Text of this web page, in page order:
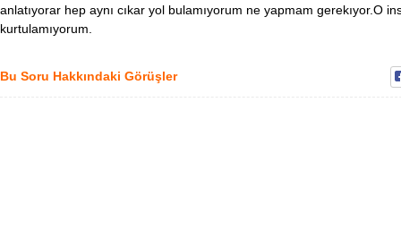
anlatıyorar hep aynı cıkar yol bulamıyorum ne yapmam gerekıyor.O
kurtulamıyorum.
Bu Soru Hakkındaki Görüşler